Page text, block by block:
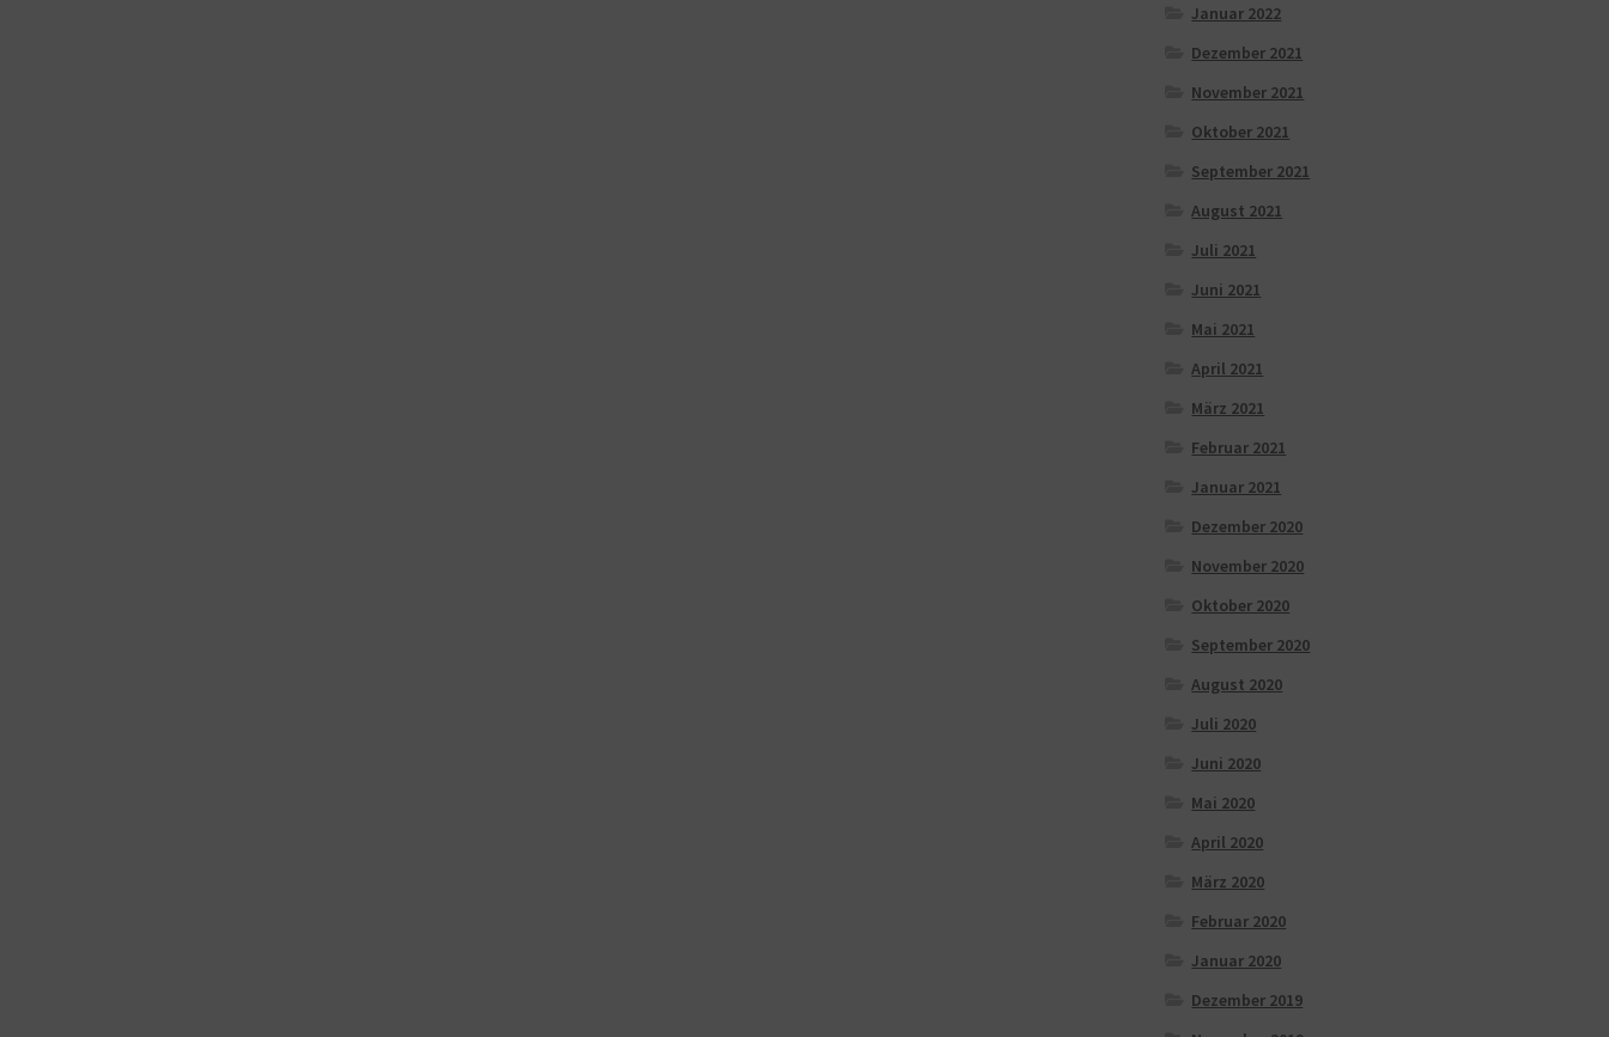
Januar 2022
Dezember 2021
November 2021
Oktober 2021
September 2021
August 2021
Juli 2021
Juni 2021
Mai 2021
April 2021
März 2021
Februar 2021
Januar 2021
Dezember 2020
November 2020
Oktober 2020
September 2020
August 2020
Juli 2020
Juni 2020
Mai 2020
April 2020
März 2020
Februar 2020
Januar 2020
Dezember 2019